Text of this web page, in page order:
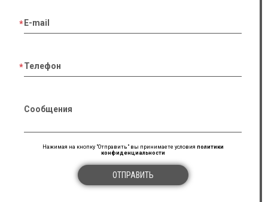
E-mail
Телефон
Сообщения
Нажимая на кнопку "Отправить" вы принимаете условия политики
конфиденциальности
ОТПРАВИТЬ